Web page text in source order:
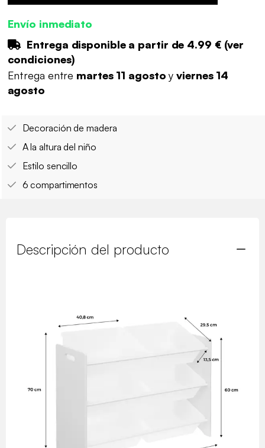
Envío inmediato
Entrega disponible a partir de 4.99 €(ver
condiciones)
Entrega entre martes 11 agostoyviernes 14
agosto
Decoración de madera
A la altura del niño
Estilo sencillo
6 compartimentos
Descripción del producto